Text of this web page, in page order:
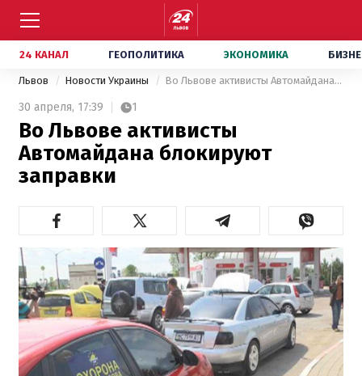
24 КАНАЛ ГЕОПОЛИТИКА ЭКОНОМИКА
Львов Новости Украины Во Львове активисты Автомайдана блокируют заправки
30 апреля, 17:39 1
Во Львове активисты
Автомайдана блокируют
заправки